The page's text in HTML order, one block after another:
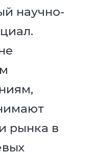
научно-
рынка в